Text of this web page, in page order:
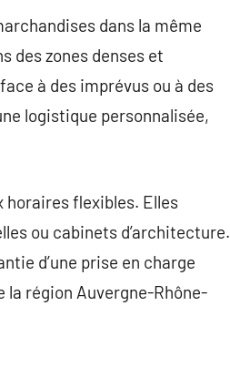
dans la même
des zones denses et
à des imprévus ou à des
logistique personnalisée,
horaires flexibles. Elles
ou cabinets d’architecture.
d’une prise en charge
région Auvergne-Rhône-